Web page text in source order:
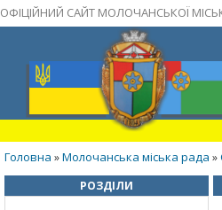
ОФІЦІЙНИЙ САЙТ МОЛОЧАНСЬКОЇ
Головна »Молочанська міська рада »
РОЗДІЛИ